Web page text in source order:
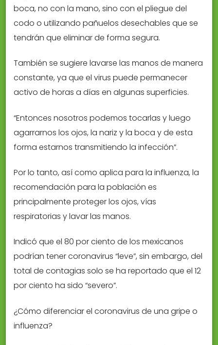
boca, no con la mano, sino con el pliegue del
codo o utilizando pañuelos desechables que se
tendrán que eliminar de forma segura.
También se sugiere lavarse las manos de manera
constante, ya que el virus puede permanecer
activo de horas a días en algunas superficies.
“Entonces nosotros podemos tocarlas y luego
agarrarnos los ojos, la nariz y la boca y de esta
forma estarnos transmitiendo la infección”.
Por lo tanto, así como aplica para la influenza, la
recomendación para la población es
principalmente proteger los ojos, vías
respiratorias y lavar las manos.
Indicó que el 80 por ciento de los mexicanos
podrían tener coronavirus “leve”, sin embargo, del
total de contagias solo se ha reportado que el 12
por ciento ha sido “severo”.
¿Cómo diferenciar el coronavirus de una gripe o
influenza?